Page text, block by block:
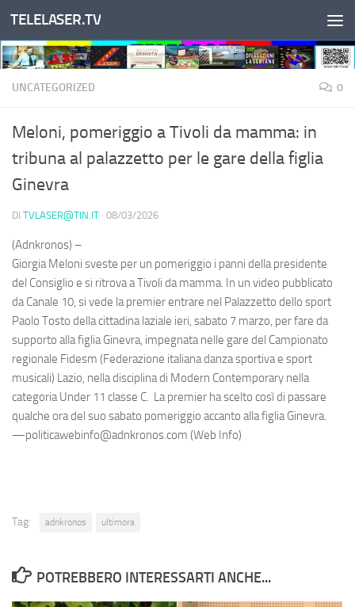
Salta al contenuto
TELELASER.TV
UNCATEGORIZED 0
Meloni, pomeriggio a Tivoli da mamma: in
tribuna al palazzetto per le gare della figlia
Ginevra
DI TVLASER@TIN.IT · 08/03/2026
(Adnkronos) –
Giorgia Meloni sveste per un pomeriggio i panni della presidente
del Consiglio e si ritrova a Tivoli da mamma. In un video pubblicato
da Canale 10, si vede la premier entrare nel Palazzetto dello sport
Paolo Tosto della cittadina laziale ieri, sabato 7 marzo, per fare da
supporto alla figlia Ginevra, impegnata nelle gare del Campionato
regionale Fidesm (Federazione italiana danza sportiva e sport
musicali) Lazio, nella disciplina di Modern Contemporary nella
categoria Under 11 classe C. La premier ha scelto così di passare
qualche ora del suo sabato pomeriggio accanto alla figlia Ginevra.
—politicawebinfo@adnkronos.com (Web Info)
Tag: adnkronos ultimora
POTREBBERO INTERESSARTI ANCHE...